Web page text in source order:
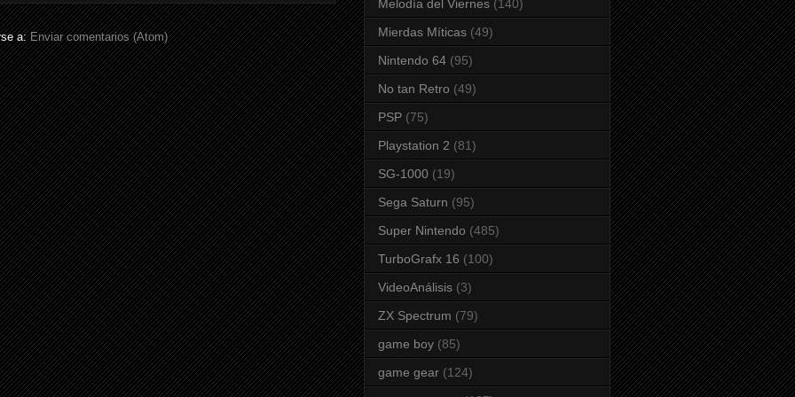
a:Enviar comentarios (Atom)
Melodía del Viernes (140)
Mierdas Míticas (49)
Nintendo 64 (95)
No tan Retro (49)
PSP (75)
Playstation 2 (81)
SG-1000 (19)
Sega Saturn (95)
Super Nintendo (485)
TurboGrafx 16 (100)
VideoAnálisis (3)
ZX Spectrum (79)
game boy (85)
game gear (124)